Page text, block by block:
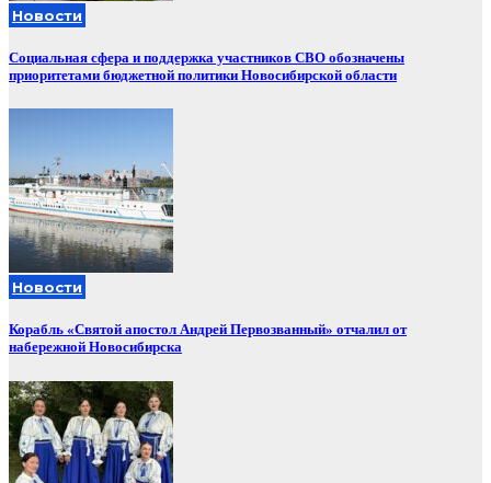
Новости
Социальная сфера и поддержка участников СВО обозначены
приоритетами бюджетной политики Новосибирской области
Новости
Корабль «Святой апостол Андрей Первозванный» отчалил от
набережной Новосибирска